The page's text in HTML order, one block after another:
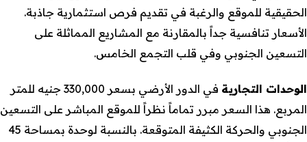
الحقيقية للموقع والرغبة في تقديم فرص استثمارية جاذبة.
الأسعار تنافسية جداً بالمقارنة مع المشاريع المماثلة على
التسعين الجنوبي وفي قلب التجمع الخامس.
الوحدات التجارية
في الدور الأرضي بسعر 330,000 جنيه للمتر
المربع. هذا السعر مبرر تماماً نظراً للموقع المباشر على التسعين
الجنوبي والحركة الكثيفة المتوقعة. بالنسبة لوحدة بمساحة 45